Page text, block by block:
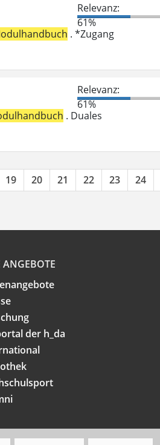
Relevanz:
61%
. *Zugang
Relevanz:
61%
. Duales
19 20 21 22 23 24
ANGEBOTE
der h_da